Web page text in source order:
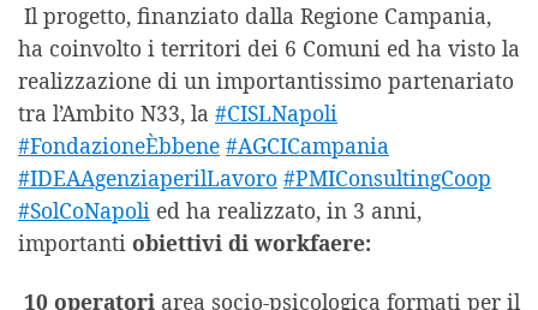
Il progetto, finanziato dalla Regione Campania,
ha coinvolto i territori dei 6 Comuni ed ha visto la
realizzazione di un importantissimo partenariato
tra l’Ambito N33, la #CISLNapoli
#FondazioneÈbbene #AGCICampania
#IDEAAgenziaperilLavoro #PMIConsultingCoop
#SolCoNapoli ed ha realizzato, in 3 anni,
importanti obiettivi di workfaere:
10 operatori area socio-psicologica formati per il